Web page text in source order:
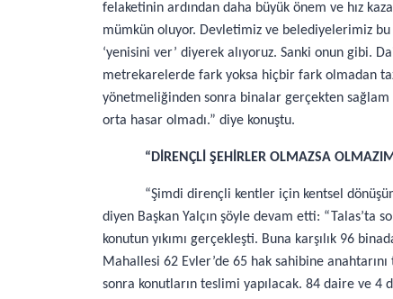
felaketinin ardından daha büyük önem ve hız
mümkün oluyor. Devletimiz ve belediyelerimiz bu
‘yenisini ver’ diyerek alıyoruz. Sanki onun gibi.
metrekarelerde fark yoksa hiçbir fark olmadan
yönetmeliğinden sonra binalar gerçekten sağlam
orta hasar olmadı.” diye konuştu.
“DİRENÇLİ ŞEHİRLER OLMAZSA
“Şimdi dirençli kentler için kentsel
diyen Başkan Yalçın şöyle devam etti:
konutun yıkımı gerçekleşti. Buna karşılık 96
Mahallesi 62 Evler’de 65 hak sahibine
sonra konutların teslimi yapılacak. 84 daire ve 4